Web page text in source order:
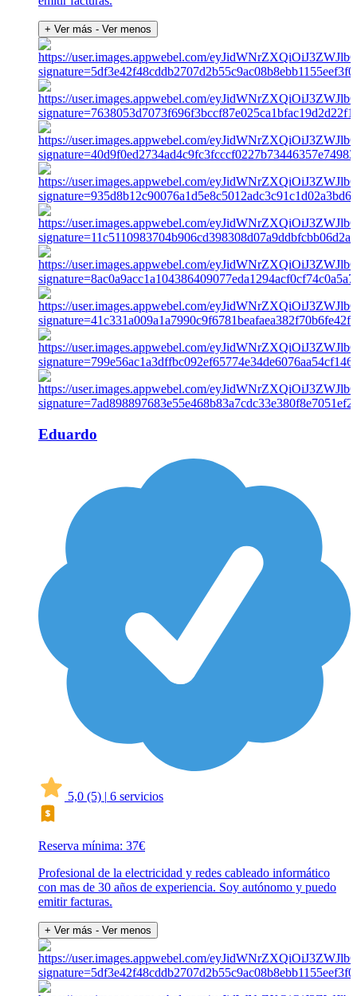
+ Ver más - Ver menos
Eduardo
5,0 (5) | 6 servicios
Reserva mínima: 37€
Profesional de la electricidad y redes cableado informático
con mas de 30 años de experiencia. Soy autónomo y puedo
emitir facturas.
+ Ver más - Ver menos